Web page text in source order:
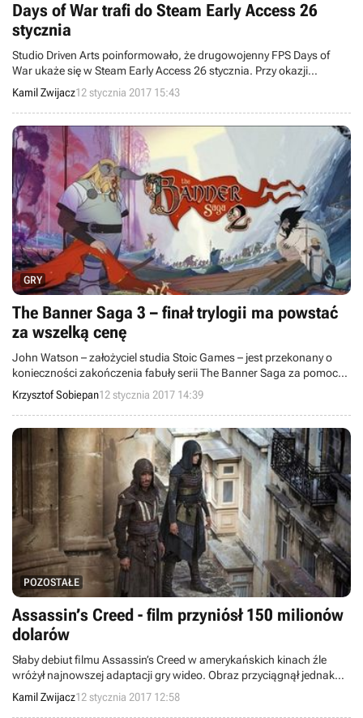
Days of War trafi do Steam Early Access 26
stycznia
Studio Driven Arts poinformowało, że drugowojenny FPS Days of
War ukaże się w Steam Early Access 26 stycznia. Przy okazji
poznaliśmy plany dewelopera związane z rozwojem gry.
Kamil Zwijacz12 stycznia 2017 15:43
GRY
The Banner Saga 3 – finał trylogii ma powstać
za wszelką cenę
John Watson – założyciel studia Stoic Games – jest przekonany o
konieczności zakończenia fabuły serii The Banner Saga za pomocą
trzeciego tytułu, niezależnie od rynkowego sukcesu. W udzielonym
wywiadzie wspomina także o powodach niezadowalającej
sprzedaży gry The Banner Saga 2.
Krzysztof Sobiepan12 stycznia 2017 14:39
POZOSTAŁE
Assassin’s Creed - film przyniósł 150 milionów
dolarów
Słaby debiut filmu Assassin’s Creed w amerykańskich kinach źle
wróżył najnowszej adaptacji gry wideo. Obraz przyciągnął jednak
sporo osób w pozostałych krajach, dzięki czemu przyniósł do tej
pory 150 milionów dolarów.
Kamil Zwijacz12 stycznia 2017 12:58